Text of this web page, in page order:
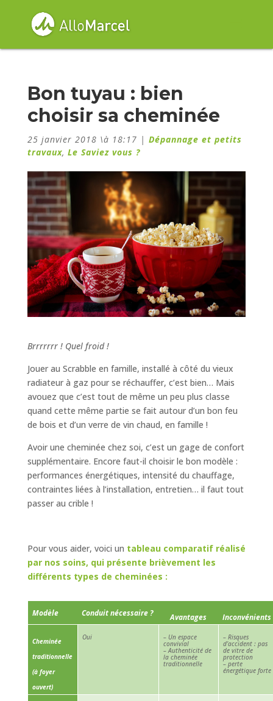
Bon tuyau : bien
choisir sa cheminée
25 janvier 2018 \à 18:17 | Dépannage et petits
travaux, Le Saviez vous ?
Brrrrrrr ! Quel froid !
Jouer au Scrabble en famille, installé à côté du vieux
radiateur à gaz pour se réchauffer, c’est bien… Mais
avouez que c’est tout de même un peu plus classe
quand cette même partie se fait autour d’un bon feu
de bois et d’un verre de vin chaud, en famille !
Avoir une cheminée chez soi, c’est un gage de confort
supplémentaire. Encore faut-il choisir le bon modèle :
performances énergétiques, intensité du chauffage,
contraintes liées à l’installation, entretien… il faut tout
passer au crible !
Pour vous aider, voici un tableau comparatif réalisé
par nos soins, qui présente brièvement les
différents types de cheminées :
Modèle Conduit nécessaire ? Avantages Inconvénients
Cheminée
traditionnelle
(à foyer
ouvert)
Oui – Un espace
convivial
–Authenticité de
la cheminée
traditionnelle
– Risques
d’accident : pas
de vitre de
protection
– perte
énergétique forte